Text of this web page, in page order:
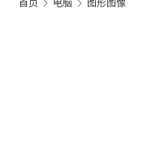
首页 电脑 图形图像